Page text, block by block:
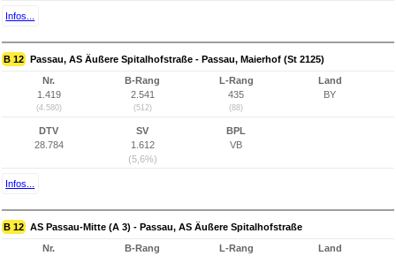
Infos...
B 12 Passau, AS Äußere Spitalhofstraße - Passau, Maierhof (St 2125)
Nr.
1.419
(4.580)
B-Rang
2.541
(512)
L-Rang
435
(88)
Land
BY
DTV
28.784
SV
1.612
(5,6%)
BPL
VB
Infos...
B 12 AS Passau-Mitte (A 3) - Passau, AS Äußere Spitalhofstraße
Nr.
B-Rang
L-Rang
Land